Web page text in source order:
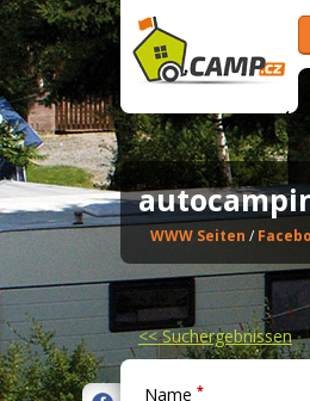
WWW Seiten /
<<Suchergebnissen
Name *